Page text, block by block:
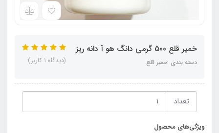
خمیر قلع 500 گرمی دانگ هو آ دانه ریز
دسته بندی :خمیر قلع (دیدگاه 1 کاربر)
تعداد
ویژگی‌های محصول